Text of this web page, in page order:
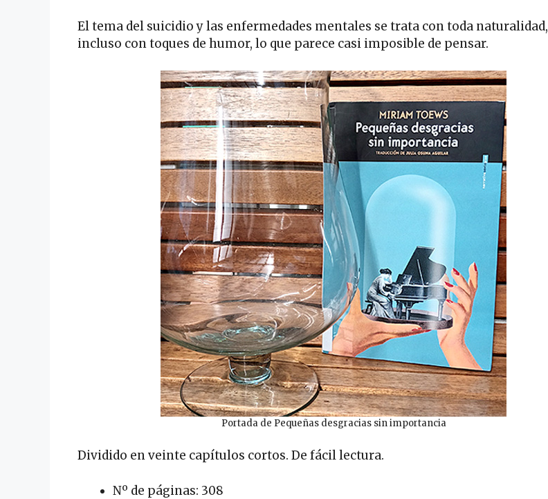
El tema del suicidio y las enfermedades mentales se trata con toda naturalidad,
incluso con toques de humor, lo que parece casi imposible de pensar.
Portada de Pequeñas desgracias sin importancia
Dividido en veinte capítulos cortos. De fácil lectura.
Nº de páginas: 308